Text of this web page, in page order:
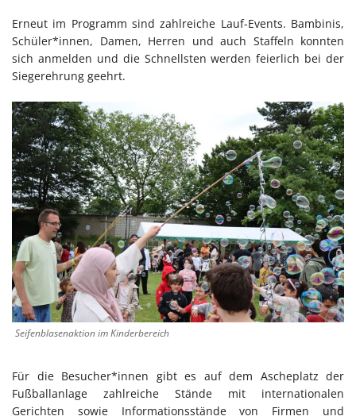
Erneut im Programm sind zahlreiche Lauf-Events. Bambinis,
Schüler*innen, Damen, Herren und auch Staffeln konnten
sich anmelden und die Schnellsten werden feierlich bei der
Siegerehrung geehrt.
Seifenblasenaktion im Kinderbereich
Für die Besucher*innen gibt es auf dem Ascheplatz der
Fußballanlage zahlreiche Stände mit internationalen
Gerichten sowie Informationsstände von Firmen und